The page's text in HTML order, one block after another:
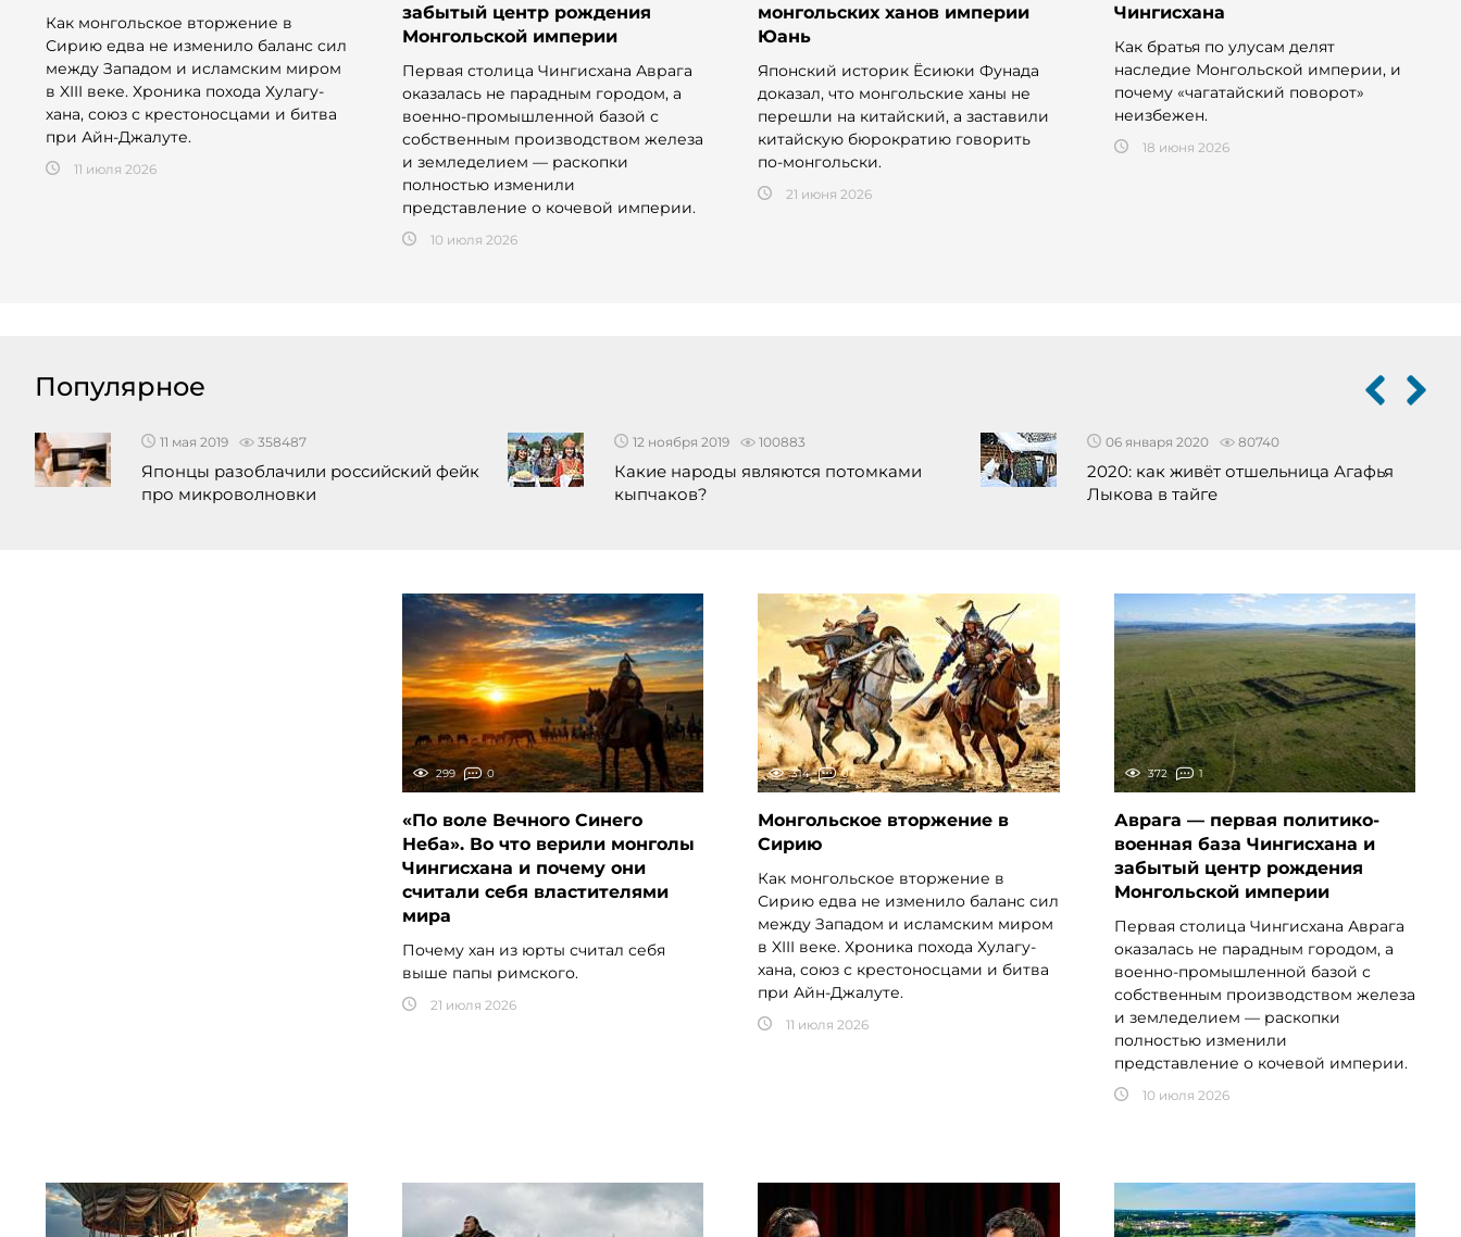
Как монгольское вторжение в
Сирию едва не изменило баланс сил
между Западом и исламским миром
в XIII веке. Хроника похода Хулагу-
хана, союз с крестоносцами и битва
при Айн-Джалуте.
11 июля 2026
забытый центр рождения
Монгольской империи
Первая столица Чингисхана Аврага
оказалась не парадным городом, а
военно-промышленной базой с
собственным производством железа
и земледелием — раскопки
полностью изменили
представление о кочевой империи.
10 июля 2026
монгольских ханов империи
Юань
Японский историк Ёсиюки Фунада
доказал, что монгольские ханы не
перешли на китайский, а заставили
китайскую бюрократию говорить
по-монгольски.
21 июня 2026
Чингисхана
Как братья по улусам делят
наследие Монгольской империи, и
почему «чагатайский поворот»
неизбежен.
18 июня 2026
Популярное
11 мая 2019 358487
Японцы разоблачили российский фейк
про микроволновки
12 ноября 2019 100883
​Какие народы являются потомками
кыпчаков?
06 января 2020 80740
2020: как живёт отшельница Агафья
Лыкова в тайге
299 0
«По воле Вечного Синего
Неба». Во что верили монголы
Чингисхана и почему они
считали себя властителями
мира
Почему хан из юрты считал себя
выше папы римского.
21 июля 2026
314 0
Монгольское вторжение в
Сирию
Как монгольское вторжение в
Сирию едва не изменило баланс сил
между Западом и исламским миром
в XIII веке. Хроника похода Хулагу-
хана, союз с крестоносцами и битва
при Айн-Джалуте.
11 июля 2026
372 1
Аврага — первая политико-
военная база Чингисхана и
забытый центр рождения
Монгольской империи
Первая столица Чингисхана Аврага
оказалась не парадным городом, а
военно-промышленной базой с
собственным производством железа
и земледелием — раскопки
полностью изменили
представление о кочевой империи.
10 июля 2026